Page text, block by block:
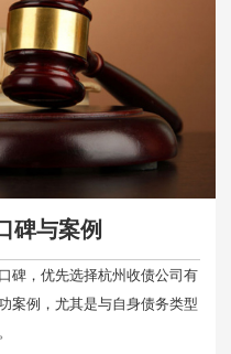
碑与案例
碑，优先选择杭州收债公司有
案例，尤其是与自身债务类型